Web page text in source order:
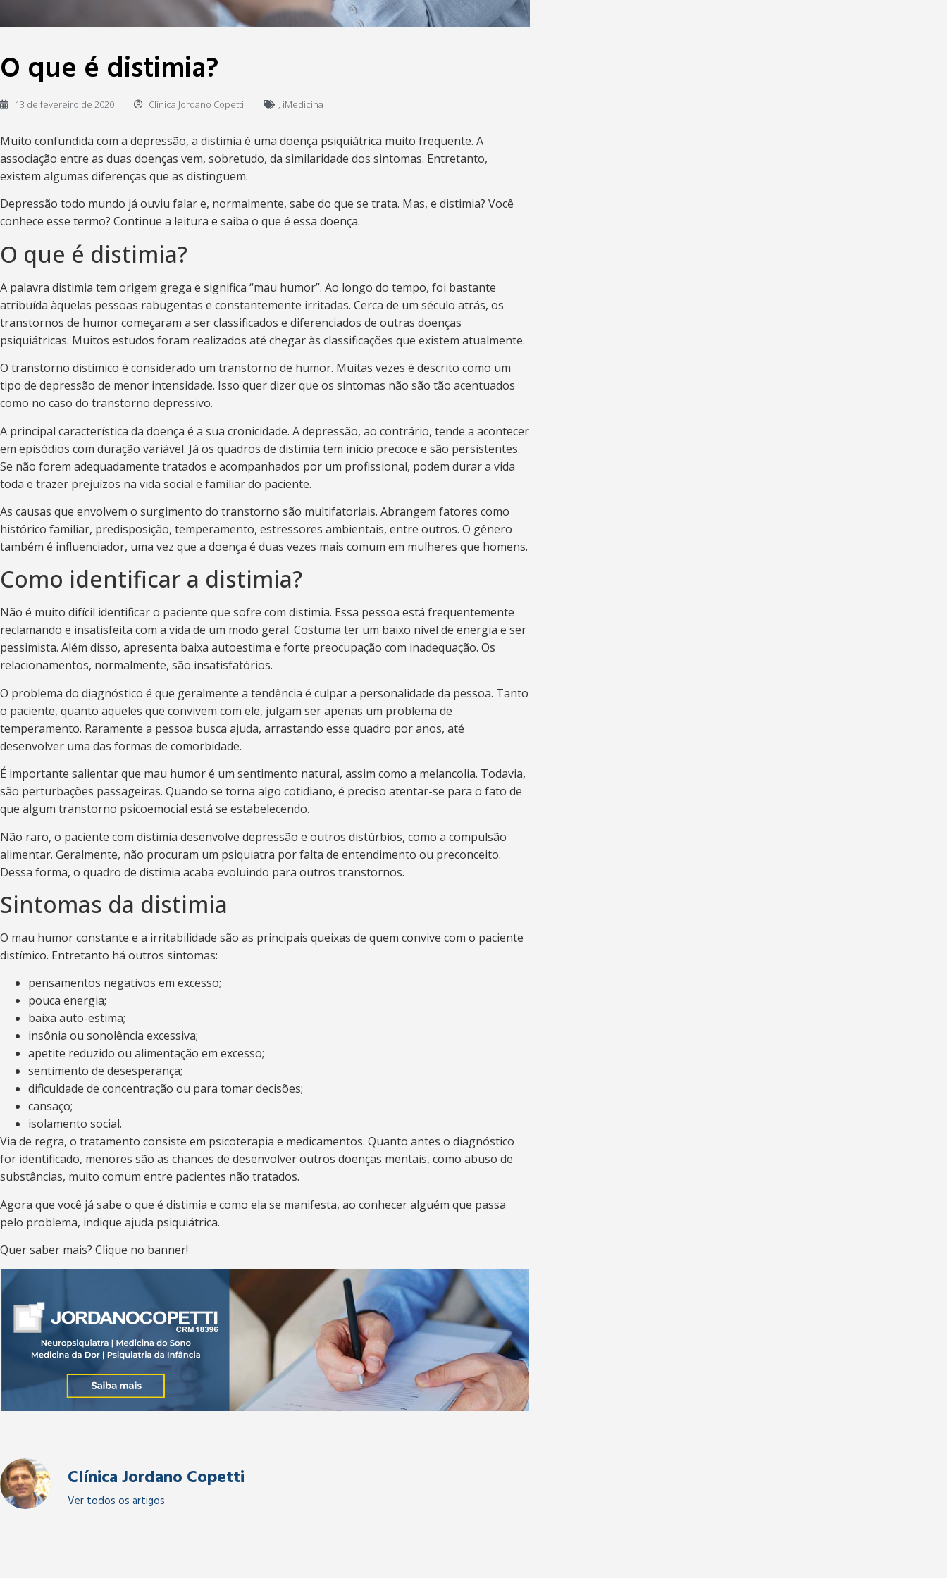
O que é distimia?
13 de fevereiro de 2020 Clínica Jordano Copetti , iMedicina
Muito confundida com a depressão, a distimia é uma doença psiquiátrica muito frequente. A
associação entre as duas doenças vem, sobretudo, da similaridade dos sintomas. Entretanto,
existem algumas diferenças que as distinguem.
Depressão todo mundo já ouviu falar e, normalmente, sabe do que se trata. Mas, e distimia? Você
conhece esse termo? Continue a leitura e saiba o que é essa doença.
O que é distimia?
A palavra distimia tem origem grega e significa “mau humor”. Ao longo do tempo, foi bastante
atribuída àquelas pessoas rabugentas e constantemente irritadas. Cerca de um século atrás, os
transtornos de humor começaram a ser classificados e diferenciados de outras doenças
psiquiátricas. Muitos estudos foram realizados até chegar às classificações que existem atualmente.
O transtorno distímico é considerado um transtorno de humor. Muitas vezes é descrito como um
tipo de depressão de menor intensidade. Isso quer dizer que os sintomas não são tão acentuados
como no caso do transtorno depressivo.
A principal característica da doença é a sua cronicidade. A depressão, ao contrário, tende a acontecer
em episódios com duração variável. Já os quadros de distimia tem início precoce e são persistentes.
Se não forem adequadamente tratados e acompanhados por um profissional, podem durar a vida
toda e trazer prejuízos na vida social e familiar do paciente.
As causas que envolvem o surgimento do transtorno são multifatoriais. Abrangem fatores como
histórico familiar, predisposição, temperamento, estressores ambientais, entre outros. O gênero
também é influenciador, uma vez que a doença é duas vezes mais comum em mulheres que homens.
Como identificar a distimia?
Não é muito difícil identificar o paciente que sofre com distimia. Essa pessoa está frequentemente
reclamando e insatisfeita com a vida de um modo geral. Costuma ter um baixo nível de energia e ser
pessimista. Além disso, apresenta baixa autoestima e forte preocupação com inadequação. Os
relacionamentos, normalmente, são insatisfatórios.
O problema do diagnóstico é que geralmente a tendência é culpar a personalidade da pessoa. Tanto
o paciente, quanto aqueles que convivem com ele, julgam ser apenas um problema de
temperamento. Raramente a pessoa busca ajuda, arrastando esse quadro por anos, até
desenvolver uma das formas de comorbidade.
É importante salientar que mau humor é um sentimento natural, assim como a melancolia. Todavia,
são perturbações passageiras. Quando se torna algo cotidiano, é preciso atentar-se para o fato de
que algum transtorno psicoemocial está se estabelecendo.
Não raro, o paciente com distimia desenvolve depressão e outros distúrbios, como a compulsão
alimentar. Geralmente, não procuram um psiquiatra por falta de entendimento ou preconceito.
Dessa forma, o quadro de distimia acaba evoluindo para outros transtornos.
Sintomas da distimia
O mau humor constante e a irritabilidade são as principais queixas de quem convive com o paciente
distímico. Entretanto há outros sintomas:
pensamentos negativos em excesso;
pouca energia;
baixa auto-estima;
insônia ou sonolência excessiva;
apetite reduzido ou alimentação em excesso;
sentimento de desesperança;
dificuldade de concentração ou para tomar decisões;
cansaço;
isolamento social.
Via de regra, o tratamento consiste em psicoterapia e medicamentos. Quanto antes o diagnóstico
for identificado, menores são as chances de desenvolver outros doenças mentais, como abuso de
substâncias, muito comum entre pacientes não tratados.
Agora que você já sabe o que é distimia e como ela se manifesta, ao conhecer alguém que passa
pelo problema, indique ajuda psiquiátrica.
Quer saber mais? Clique no banner!
Clínica Jordano Copetti
Ver todos os artigos